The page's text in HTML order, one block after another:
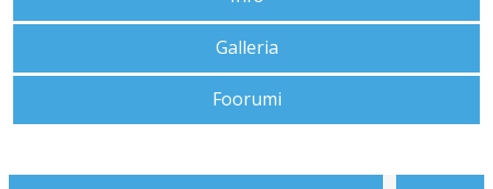
Galleria
Foorumi